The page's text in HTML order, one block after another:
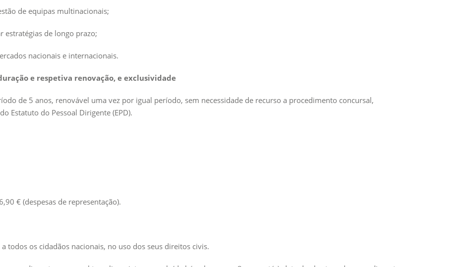
de equipas multinacionais;
estratégias de longo prazo;
nacionais e internacionais.
e respetiva renovação, e exclusividade
de 5 anos, renovável uma vez por igual período, sem necessidade de recurso a procedimento concursal,
Estatuto do Pessoal Dirigente (EPD).
€ (despesas de representação).
todos os cidadãos nacionais, no uso dos seus direitos civis.